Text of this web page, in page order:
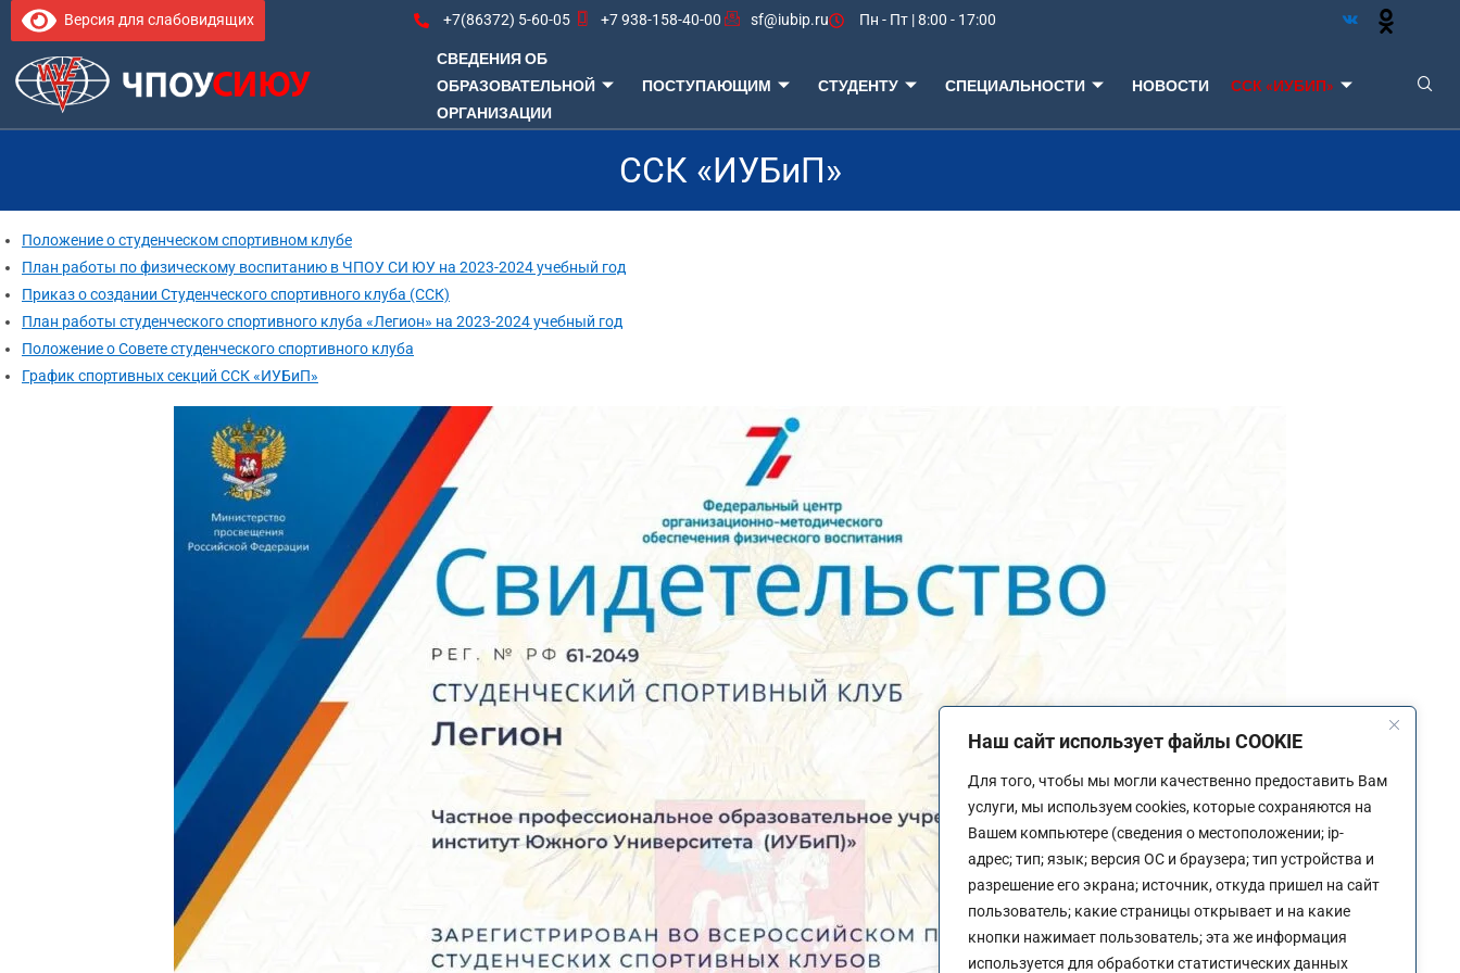
Наш сайт использует файлы COOKIE
Для того, чтобы мы могли качественно предоставить Вам
услуги, мы используем cookies, которые сохраняются на
Вашем компьютере (сведения о местоположении; ip-
адрес; тип; язык; версия ОС и браузера; тип устройства и
разрешение его экрана; источник, откуда пришел на сайт
пользователь; какие страницы открывает и на какие
кнопки нажимает пользователь; эта же информация
используется для обработки статистических данных
Версия для слабовидящих +7(86372) 5-60-05 +7 938-158-40-00 sf@iubip.ru Пн - Пт | 8:00 - 17:00
СВЕДЕНИЯ ОБ
ОБРАЗОВАТЕЛЬНОЙ
ОРГАНИЗАЦИИ
ПОСТУПАЮЩИМ СТУДЕНТУ СПЕЦИАЛЬНОСТИ НОВОСТИ ССК «ИУБИП»
ССК «ИУБиП»
Положение о студенческом спортивном клубе
План работы по физическому воспитанию в ЧПОУ СИ ЮУ на 2023-2024 учебный год
Приказ о создании Студенческого спортивного клуба (ССК)
План работы студенческого спортивного клуба «Легион» на 2023-2024 учебный год
Положение о Совете студенческого спортивного клуба
График спортивных секций ССК «ИУБиП»